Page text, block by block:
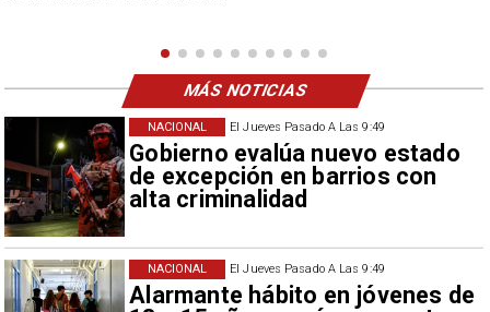
El Jueves Pasado A Las 9:49
Gobierno evalúa nuevo estado
de excepción en barrios con
alta criminalidad
NACIONAL
El Jueves Pasado A Las 9:49
Alarmante hábito en jóvenes de
NACIONAL
MÁS NOTICIAS